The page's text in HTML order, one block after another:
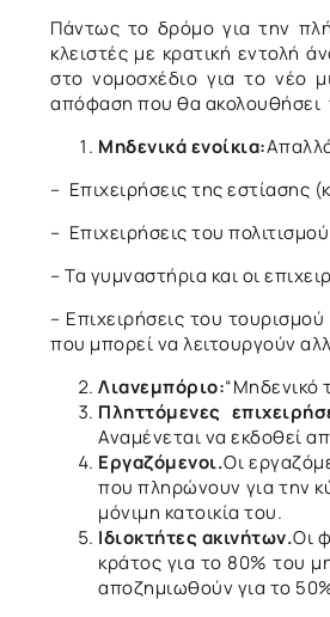
Πάντως το δρόμο για την
κλειστές με κρατική εντολή
στο νομοσχέδιο για το νέο
απόφαση που θα ακολουθήσει
Μηδενικά ενοίκια:
– Επιχειρήσεις της εστίασης
– Επιχειρήσεις του
– Τα γυμναστήρια και οι
– Επιχειρήσεις του
που μπορεί να λειτουργούν
Λιανεμπόριο:“Μηδενικό
Πληττόμενες
Αναμένεται να εκδοθεί
Εργαζόμενοι.Οι
που πληρώνουν για την
μόνιμη κατοικία του.
Ιδιοκτήτες ακινήτων.Οι
κράτος για το 80% του
αποζημιωθούν για το